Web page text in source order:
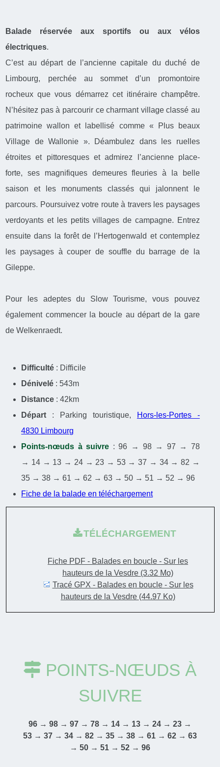
Balade réservée aux sportifs ou aux vélos
électriques.
C’est au départ de l’ancienne capitale du duché de
Limbourg, perchée au sommet d’un promontoire
rocheux que vous démarrez cet itinéraire champêtre.
N’hésitez pas à parcourir ce charmant village classé au
patrimoine wallon et labellisé comme « Plus beaux
Village de Wallonie ». Déambulez dans les ruelles
étroites et pittoresques et admirez l’ancienne place-
forte, ses magnifiques demeures fleuries à la belle
saison et les monuments classés qui jalonnent le
parcours. Poursuivez votre route à travers les paysages
verdoyants et les petits villages de campagne. Entrez
ensuite dans la forêt de l’Hertogenwald et contemplez
les paysages à couper de souffle du barrage de la
Gileppe.
​Pour les adeptes du Slow Tourisme, vous pouvez
également commencer la boucle au départ de la gare
de Welkenraedt.
Difficulté : Difficile
Dénivelé : 543m
Distance : 42km
Départ : Parking touristique,
Hors-les-Portes -
4830 Limbourg
Points-nœuds à suivre : 96 → 98 → 97 → 78
→ 14 → 13 → 24 → 23 → 53 → 37 → 34 → 82 →
35 → 38 → 61 → 62 → 63 → 50 → 51 → 52 → 96
Fiche de la balade en téléchargement
TÉLÉCHARGEMENT
Fiche PDF - Balades en boucle - Sur les
hauteurs de la Vesdre (3.32 Mo)
Tracé GPX - Balades en boucle - Sur les
hauteurs de la Vesdre (44.97 Ko)
POINTS-NŒUDS À
SUIVRE
96 → 98 → 97 → 78 → 14 → 13 → 24 → 23 →
53 → 37 → 34 → 82 → 35 → 38 → 61 → 62 → 63
→ 50 → 51 → 52 → 96